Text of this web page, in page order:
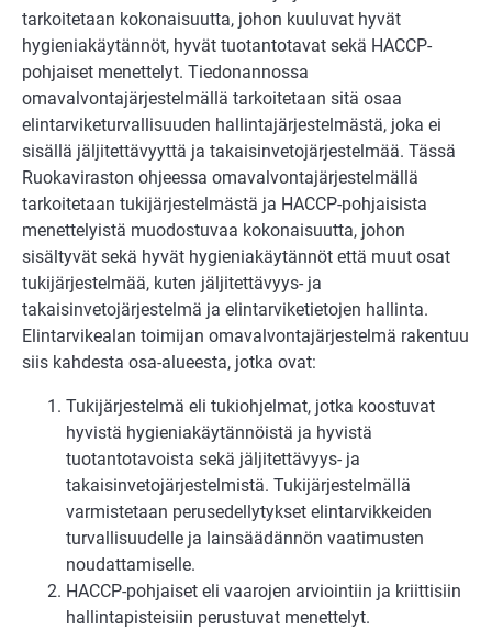
tarkoitetaan kokonaisuutta, johon kuuluvat hyvät
hygieniakäytännöt, hyvät tuotantotavat sekä HACCP-
pohjaiset menettelyt. Tiedonannossa
omavalvontajärjestelmällä tarkoitetaan sitä osaa
elintarviketurvallisuuden hallintajärjestelmästä, joka ei
sisällä jäljitettävyyttä ja takaisinvetojärjestelmää. Tässä
Ruokaviraston ohjeessa omavalvontajärjestelmällä
tarkoitetaan tukijärjestelmästä ja HACCP-pohjaisista
menettelyistä muodostuvaa kokonaisuutta, johon
sisältyvät sekä hyvät hygieniakäytännöt että muut osat
tukijärjestelmää, kuten jäljitettävyys- ja
takaisinvetojärjestelmä ja elintarviketietojen hallinta.
Elintarvikealan toimijan omavalvontajärjestelmä rakentuu
siis kahdesta osa-alueesta, jotka ovat:
Tukijärjestelmä eli tukiohjelmat, jotka koostuvat
hyvistä hygieniakäytännöistä ja hyvistä
tuotantotavoista sekä jäljitettävyys- ja
takaisinvetojärjestelmistä. Tukijärjestelmällä
varmistetaan perusedellytykset elintarvikkeiden
turvallisuudelle ja lainsäädännön vaatimusten
noudattamiselle.
HACCP-pohjaiset eli vaarojen arviointiin ja kriittisiin
hallintapisteisiin perustuvat menettelyt.